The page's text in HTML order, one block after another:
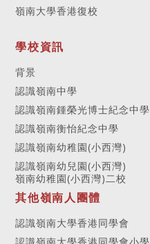
嶺南大學香港復校
學校資訊
背景
認識嶺南中學
認識嶺南鍾榮光博士紀念中學
認識嶺南衡怡紀念中學
認識嶺南幼稚園(小西灣)
認識嶺南幼兒園(小西灣)
嶺南幼稚園(小西灣)二校
其他嶺南人團體
認識嶺南大學香港同學會